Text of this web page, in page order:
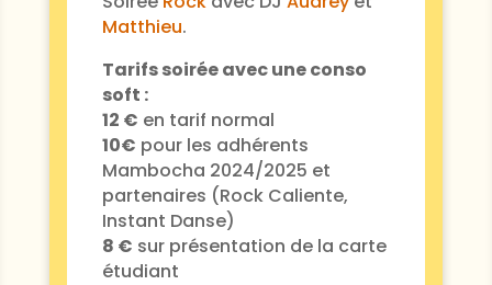
Matthieu.
Tarifs soirée avec une conso
soft :
12 € en tarif normal
10€ pour les adhérents
Mambocha 2024/2025 et
partenaires (Rock Caliente,
Instant Danse)
8 € sur présentation de la carte
étudiant